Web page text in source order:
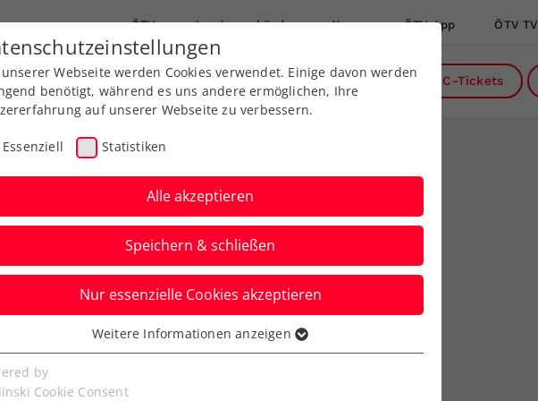
ÖTV Landesverbände News ÖTV App ÖTV TV
Ausbildung Services Über uns DC-Tickets
Cups:
ist vorne dabei
Webseite werden Cookies verwendet. Einige davon werden
benötigt, während es uns andere ermöglichen, Ihre
auf unserer Webseite zu verbessern.
Essenziell Statistiken
Alle akzeptieren
Speichern & schließen
Nur essenzielle Cookies akzeptieren
Cookies werden für grundlegende Funktionen der
benötigt. Dadurch ist gewährleistet, dass die Webseite
Weitere Informationen anzeigen
by
Cookie Consent